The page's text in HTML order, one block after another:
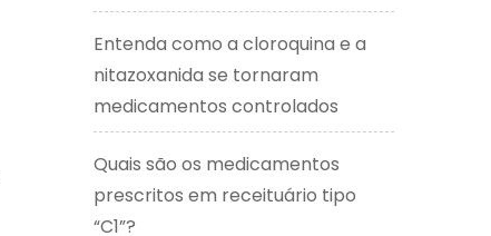
Entenda como a cloroquina e a
nitazoxanida se tornaram
medicamentos controlados
Quais são os medicamentos
prescritos em receituário tipo
“C1”?